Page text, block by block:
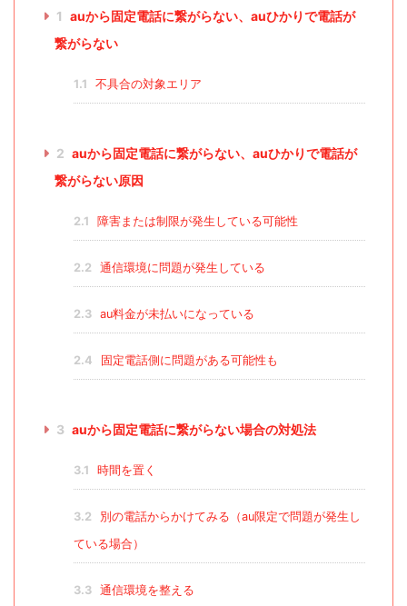
1 auから固定電話に繋がらない、auひかりで電話が
繋がらない
1.1 不具合の対象エリア
2 auから固定電話に繋がらない、auひかりで電話が
繋がらない原因
2.1 障害または制限が発生している可能性
2.2 通信環境に問題が発生している
2.3 au料金が未払いになっている
2.4 固定電話側に問題がある可能性も
3 auから固定電話に繋がらない場合の対処法
3.1 時間を置く
3.2
別の電話からかけてみる（au限定で問題が発生し
ている場合）
3.3 通信環境を整える